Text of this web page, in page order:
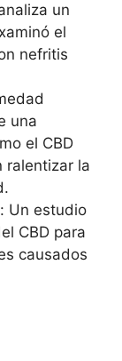
un
el
nefritis
una
el CBD
ralentizar la
Un estudio
CBD para
causados